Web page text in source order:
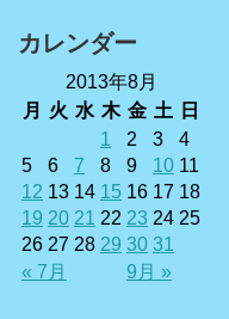
カレンダー
2013年8月
月
火 水 木 金 土 日
« 7月 9月 »
1 2 3
4
5
6 7 8 9 10 11
12 13 14 15 16 17 18
19 20 21 22 23 24 25
26 27 28 29 30 31